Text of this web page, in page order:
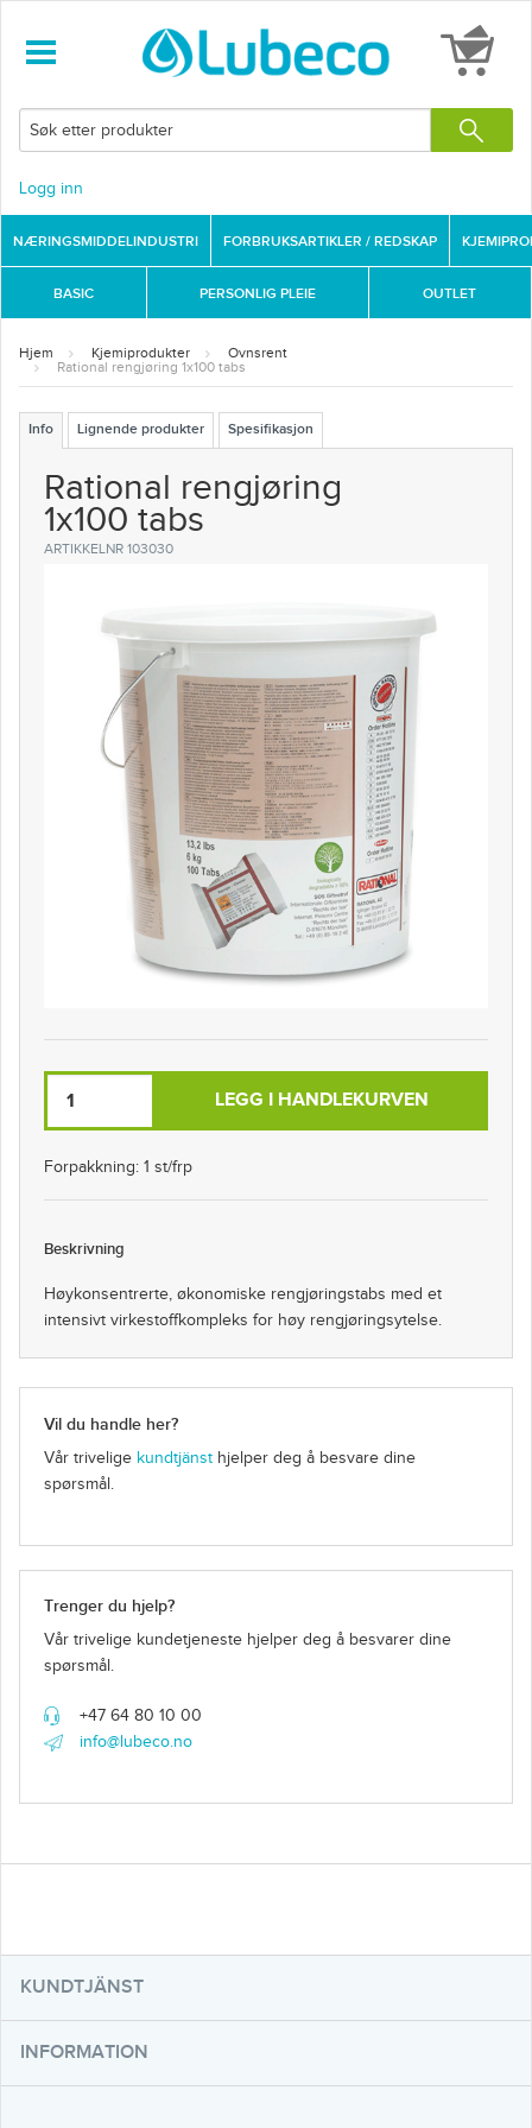
Logg inn
NÆRINGSMIDDELINDUSTRI FORBRUKSARTIKLER / REDSKAP
BASIC PERSONLIG PLEIE OUTLET
Hjem Kjemiprodukter
Ovnsrent
Rational rengjøring 1x100 tabs
Info Lignende produkter Spesifikasjon
Rational rengjøring
1x100 tabs
ARTIKKELNR 103030
LEGG I HANDLEKURVEN
Forpakkning: 1 st/frp
Beskrivning
Høykonsentrerte, økonomiske rengjøringstabs med et
intensivt virkestoffkompleks for høy rengjøringsytelse.
Vil du handle her?
Vår trivelige kundtjänst hjelper deg å besvare dine
spørsmål.
Trenger du hjelp?
Vår trivelige kundetjeneste hjelper deg å besvarer dine
spørsmål.
+47 64 80 10 00
info@lubeco.no
KUNDTJÄNST
INFORMATION